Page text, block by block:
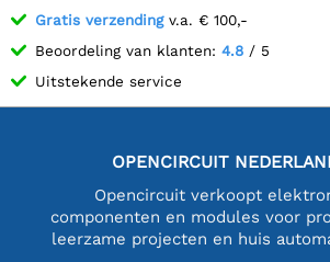
Gratis verzendingv.a. € 100,-
Beoordeling van klanten: 4.8 / 5
Uitstekende service
OPENCIRCUIT
Opencircuit verkoopt
componenten en modules voor
leerzame projecten en huis